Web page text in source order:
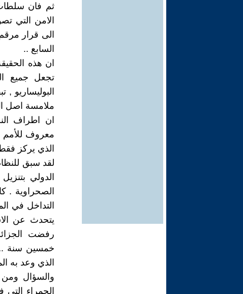
ثم فان
الامن التي
الى قرار
السابع ..
ان هذه
تجعل جميع
البوليساريو
ملامسة اصل
ان اطراف
معروف للأمم
الذي يركز
لقد سبق
الدولي
التداخل في
يتحدث عن
رفضت
خمسين سنة .. ؟
الذي وعد به
والسؤال
الحمراء